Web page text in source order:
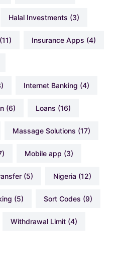
Halal Investments (3)
(11) Insurance Apps (4)
Internet Banking (4)
(6) Loans (16)
Massage Solutions (17)
Mobile app (3)
(5) Nigeria (12)
(5) Sort Codes (9)
Withdrawal Limit (4)